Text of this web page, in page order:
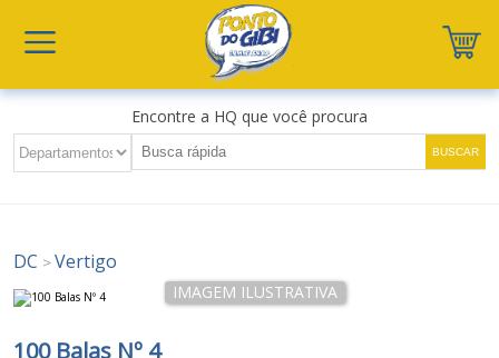
Encontre a HQ que você procura
DC >Vertigo
100 Balas Nº 4